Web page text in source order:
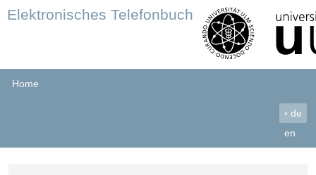
Elektronisches Telefonbuch
Home
› de
en